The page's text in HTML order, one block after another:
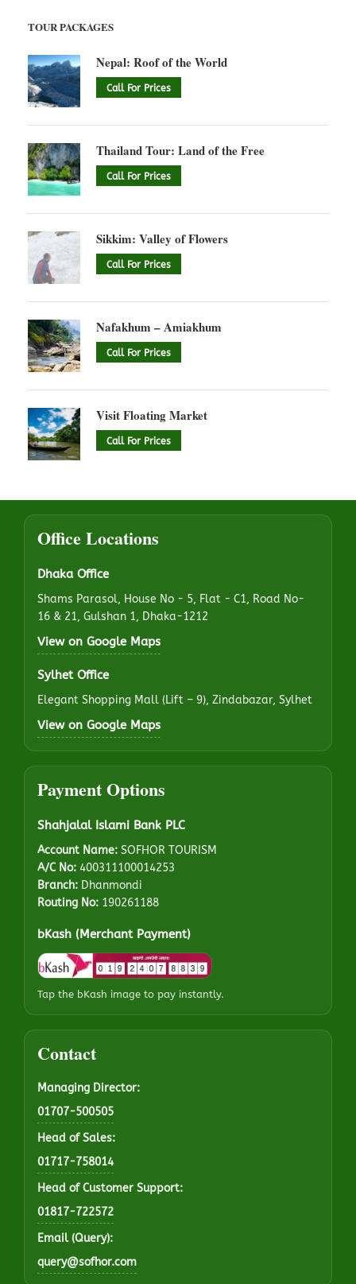
TOUR PACKAGES
Nepal: Roof of the World
Call For Prices
Thailand Tour: Land of the Free
Call For Prices
Sikkim: Valley of Flowers
Call For Prices
Nafakhum – Amiakhum
Call For Prices
Visit Floating Market
Call For Prices
Office Locations
Dhaka Office
Shams Parasol, House No - 5, Flat - C1, Road No-
16 & 21, Gulshan 1, Dhaka-1212
View on Google Maps
Sylhet Office
Elegant Shopping Mall (Lift – 9), Zindabazar, Sylhet
View on Google Maps
Payment Options
Shahjalal Islami Bank PLC
Account Name: SOFHOR TOURISM
A/C No: 400311100014253
Branch: Dhanmondi
Routing No: 190261188
bKash (Merchant Payment)
Tap the bKash image to pay instantly.
Contact
Managing Director:
01707-500505
Head of Sales:
01717-758014
Head of Customer Support:
01817-722572
Email (Query):
query@sofhor.com